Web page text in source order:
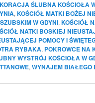
ŚLUBNA KOŚCIOŁA
, KOŚCIÓŁ MATKI BOŻEJ
W GDYNI, KOŚCIÓŁ
NATKI BOSKIEJ
POMOCY I
RYBAKA, POKROWCE NA
WYSTRÓJ KOŚCIOŁA W
, WYNAJEM BIAŁEGO